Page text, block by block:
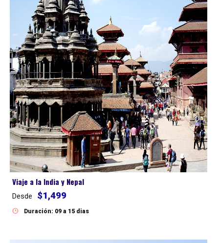
Viaje a la India y Nepal
Desde $1,499
Duración: 09 a 15 dias